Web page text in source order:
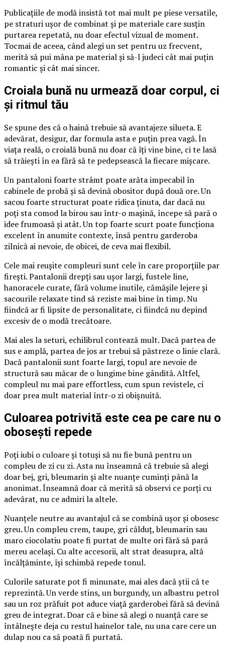
Publicațiile de modă insistă tot mai mult pe piese versatile,
pe straturi ușor de combinat și pe materiale care susțin
purtarea repetată, nu doar efectul vizual de moment.
Tocmai de aceea, când alegi un set pentru uz frecvent,
merită să pui mâna pe material și să-l judeci cât mai puțin
romantic și cât mai sincer.
Croiala bună nu urmează doar corpul, ci
și ritmul tău
Se spune des că o haină trebuie să avantajeze silueta. E
adevărat, desigur, dar formula asta e puțin prea vagă. În
viața reală, o croială bună nu doar că îți vine bine, ci te lasă
să trăiești în ea fără să te pedepsească la fiecare mișcare.
Un pantaloni foarte strâmt poate arăta impecabil în
cabinele de probă și să devină obositor după două ore. Un
sacou foarte structurat poate ridica ținuta, dar dacă nu
poți sta comod la birou sau într-o mașină, începe să pară o
idee frumoasă și atât. Un top foarte scurt poate funcționa
excelent în anumite contexte, însă pentru garderoba
zilnică ai nevoie, de obicei, de ceva mai flexibil.
Cele mai reușite compleuri sunt cele în care proporțiile par
firești. Pantalonii drepți sau ușor largi, fustele line,
hanoracele curate, fără volume inutile, cămășile lejere și
sacourile relaxate tind să reziste mai bine în timp. Nu
fiindcă ar fi lipsite de personalitate, ci fiindcă nu depind
excesiv de o modă trecătoare.
Mai ales la seturi, echilibrul contează mult. Dacă partea de
sus e amplă, partea de jos ar trebui să păstreze o linie clară.
Dacă pantalonii sunt foarte largi, topul are nevoie de
structură sau măcar de o lungime bine gândită. Altfel,
compleul nu mai pare effortless, cum spun revistele, ci
doar prea mult material într-o zi obișnuită.
Culoarea potrivită este cea pe care nu o
obosești repede
Poți iubi o culoare și totuși să nu fie bună pentru un
compleu de zi cu zi. Asta nu înseamnă că trebuie să alegi
doar bej, gri, bleumarin și alte nuanțe cuminți până la
anonimat. Înseamnă doar că merită să observi ce porți cu
adevărat, nu ce admiri la altele.
Nuanțele neutre au avantajul că se combină ușor și obosesc
greu. Un compleu crem, taupe, gri călduț, bleumarin sau
maro ciocolatiu poate fi purtat de multe ori fără să pară
mereu același. Cu alte accesorii, alt strat deasupra, altă
încălțăminte, își schimbă repede tonul.
Culorile saturate pot fi minunate, mai ales dacă știi că te
reprezintă. Un verde stins, un burgundy, un albastru petrol
sau un roz prăfuit pot aduce viață garderobei fără să devină
greu de integrat. Doar că e bine să alegi o nuanță care se
întâlnește deja cu restul hainelor tale, nu una care cere un
dulap nou ca să poată fi purtată.